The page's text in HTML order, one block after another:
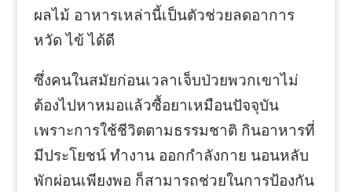
ผลไม้ อาหารเหล่านี้เป็นตัวช่วยลดอาการ
หวัด ไข้ ได้ดี
ซึ่งคนในสมัยก่อนเวลาเจ็บป่วยพวกเขาไม่
ต้องไปหาหมอแล้วซื้อยาเหมือนปัจจุบัน
เพราะการใช้ชีวิตตามธรรมชาติ กินอาหารที่
มีประโยชน์ ทำงาน ออกกำลังกาย นอนหลับ
พักผ่อนเพียงพอ ก็สามารถช่วยในการป้องกัน